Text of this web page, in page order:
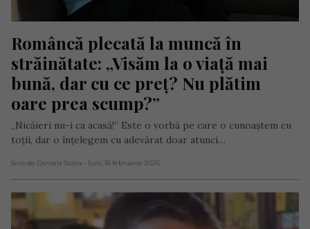
Româncă plecată la muncă în
străinătate: „Visăm la o viață mai
bună, dar cu ce preț? Nu plătim
oare prea scump?”
„Nicăieri nu-i ca acasă!” Este o vorbă pe care o cunoaștem cu
toții, dar o înțelegem cu adevărat doar atunci…
Scris de Daniela Stoica - luni, 16 februarie 2026